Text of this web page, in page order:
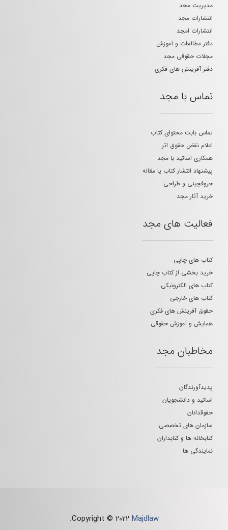
مدیریت مجد
انتشارات مجد
انتشارات امجد
دفتر مطالعات و آموزش
مجلات حقوقی مجد
دفتر آفرینش های فکری
تماس با مجد
تماس بابت محتوای کتاب
اعلام نقض حقوق اثر
همکاری اساتید با مجد
پیشنهاد انتشار کتاب یا مقاله
حروفچینی و طراحی
خرید آثار مجد
فعالیت های مجد
کتاب های چاپی
خرید بخشی از کتاب چاپی
کتاب های الکترونیکی
کتاب های خارجی
حقوق آفرینش های فکری
همایش و آموزش حقوقی
مخاطبان مجد
پدیدآورندگان
اساتید و دانشجویان
حقوقدانان
سازمان های تخصصی
کتابخانه ها و کتابداران
نمایندگی ها
Copyright © 2022 Majdlaw
.